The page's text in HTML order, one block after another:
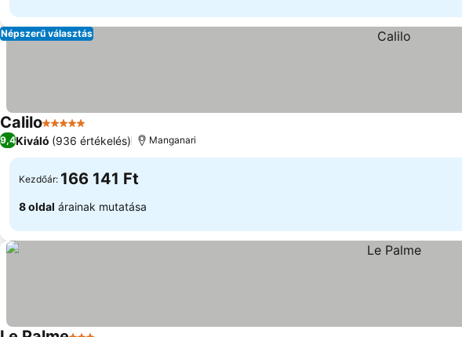
Népszerű választás
Calilo5 Kategória
9,4Kiváló (936 értékelés) Manganari
Kezdőár: 166 141 Ft
8 oldal árainak mutatása